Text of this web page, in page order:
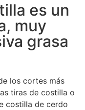
es un
muy
grasa
los cortes más
tiras de costilla o
costilla de cerdo